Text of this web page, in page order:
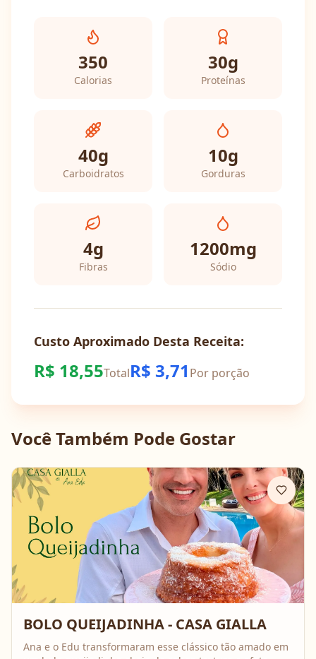
350
Calorias
30g
Proteínas
40g
Carboidratos
10g
Gorduras
4g
Fibras
1200mg
Sódio
Custo Aproximado Desta Receita:
R$ 18,55TotalR$ 3,71 Por porção
Você Também Pode Gostar
BOLO QUEIJADINHA - CASA GIALLA
Ana e o Edu transformaram esse clássico tão amado em